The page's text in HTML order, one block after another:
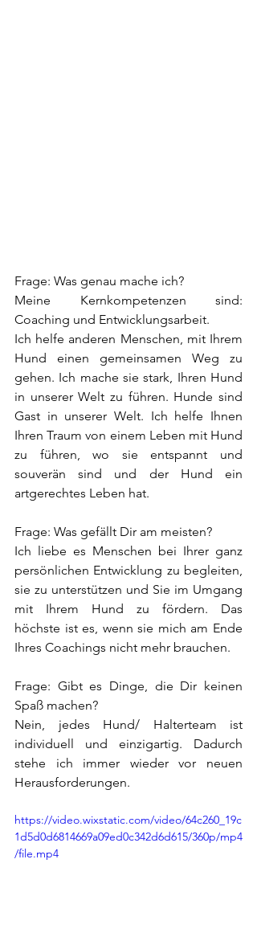
Frage: Was genau mache ich?
Meine Kernkompetenzen sind:
Coaching und Entwicklungsarbeit.
Ich helfe anderen Menschen, mit Ihrem
Hund einen gemeinsamen Weg zu
gehen. Ich mache sie stark, Ihren Hund
in unserer Welt zu führen. Hunde sind
Gast in unserer Welt. Ich helfe Ihnen
Ihren Traum von einem Leben mit Hund
zu führen, wo sie entspannt und
souverän sind und der Hund ein
artgerechtes Leben hat.
Frage: Was gefällt Dir am meisten?
Ich liebe es Menschen bei Ihrer ganz
persönlichen Entwicklung zu begleiten,
sie zu unterstützen und Sie im Umgang
mit Ihrem Hund zu fördern. Das
höchste ist es, wenn sie mich am Ende
Ihres Coachings nicht mehr brauchen.
Frage: Gibt es Dinge, die Dir keinen
Spaß machen?
Nein, jedes Hund/ Halterteam ist
individuell und einzigartig. Dadurch
stehe ich immer wieder vor neuen
Herausforderungen.
https://video.wixstatic.com/video/64c260_19c
1d5d0d6814669a09ed0c342d6d615/360p/mp4
/file.mp4